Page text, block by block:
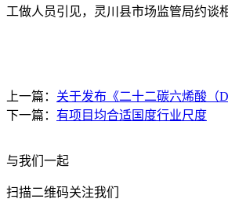
工做人员引见，灵川县市场监管局约谈
上一篇： 关于发布《二十二碳六烯酸（
下一篇： 有项目均合适国度行业尺度
与我们一起
扫描二维码关注我们